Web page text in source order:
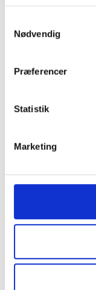
Nødvendig
Præferencer
Statistik
Marketing
en maskine som
benzindreven
eller omdrejninger.